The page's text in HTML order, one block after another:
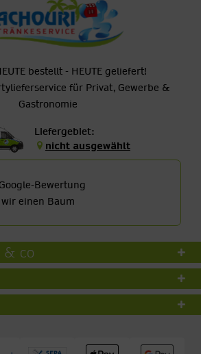
bestellt - HEUTE geliefert!
für Privat, Gewerbe &
Gastronomie
Liefergebiet:
nicht ausgewählt
Bewertung
einen Baum
co